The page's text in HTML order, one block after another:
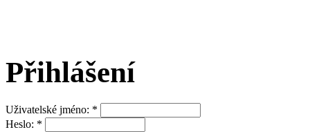
Přihlášení
Uživatelské jméno: *
Heslo: *